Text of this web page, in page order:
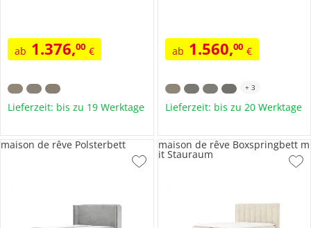
ab 1.376,00 €
Lieferzeit: bis zu 19 Werktage
ab 1.560,00 €
+ 3
Lieferzeit: bis zu 20 Werktage
maison de rêve Polsterbett maison de rêve Boxspringbett m
it Stauraum